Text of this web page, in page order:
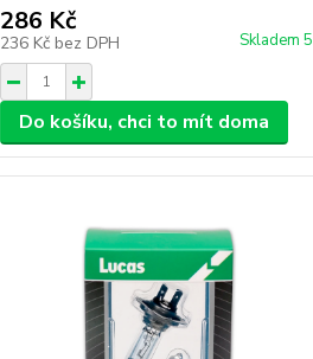
286 Kč
236 Kč bez DPH Skladem 5
Do košíku, chci to mít doma